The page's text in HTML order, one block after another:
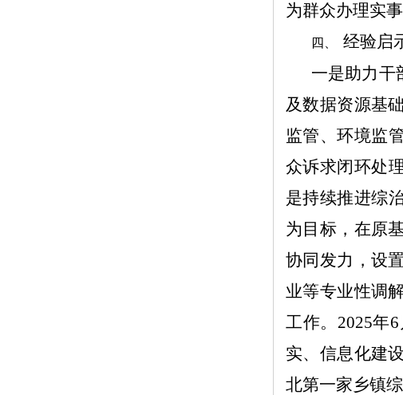
为群众办理实事
四、
经验启
一是助力干
及数据资源基
监管、环境监
众诉求闭环处
是持续推进综
为目标，在原
协同发力，设置
业等专业性调
工作。 2025年6
实、信息化建
北第一家乡镇